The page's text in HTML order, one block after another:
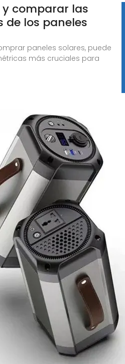
comparar las
de los paneles
paneles solares, puede
más cruciales para